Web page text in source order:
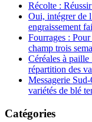
Récolte :
Oui, intégrer de
engraissement
Fourrages :
champ trois
Céréales à
répartition des
Messagerie
variétés de blé
Catégories